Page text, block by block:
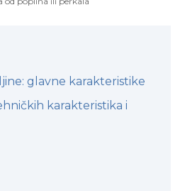
glavne karakteristike
karakteristika i